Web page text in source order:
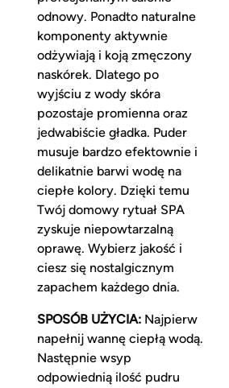
odnowy. Ponadto naturalne
komponenty aktywnie
odżywiają i koją zmęczony
naskórek. Dlatego po
wyjściu z wody skóra
pozostaje promienna oraz
jedwabiście gładka. Puder
musuje bardzo efektownie i
delikatnie barwi wodę na
ciepłe kolory. Dzięki temu
Twój domowy rytuał SPA
zyskuje niepowtarzalną
oprawę. Wybierz jakość i
ciesz się nostalgicznym
zapachem każdego dnia.
SPOSÓB UŻYCIA:Najpierw
napełnij wannę ciepłą wodą.
Następnie wsyp
odpowiednią ilość pudru